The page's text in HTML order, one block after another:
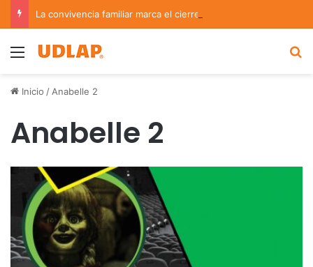
Menu
Inicio / Anabelle 2
Anabelle 2